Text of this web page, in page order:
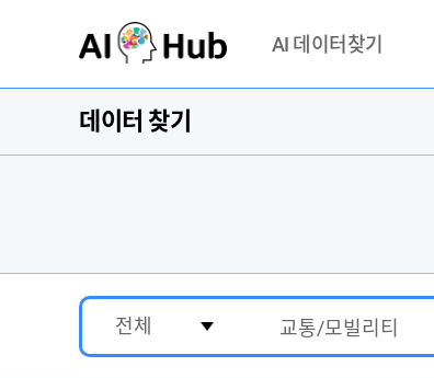
AI 데이터찾기
기관 제공 데이터
데이터 찾기